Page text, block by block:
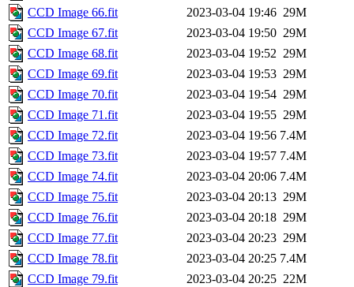
CCD Image 66.fit
2023-03-04 19:46 29M
CCD Image 67.fit
2023-03-04 19:50 29M
CCD Image 68.fit
2023-03-04 19:52 29M
CCD Image 69.fit
2023-03-04 19:53 29M
CCD Image 70.fit
2023-03-04 19:54 29M
CCD Image 71.fit
2023-03-04 19:55 29M
CCD Image 72.fit
2023-03-04 19:56 7.4M
CCD Image 73.fit
2023-03-04 19:57 7.4M
CCD Image 74.fit
2023-03-04 20:06 7.4M
CCD Image 75.fit
2023-03-04 20:13 29M
CCD Image 76.fit
2023-03-04 20:18 29M
CCD Image 77.fit
2023-03-04 20:23 29M
CCD Image 78.fit
2023-03-04 20:25 7.4M
CCD Image 79.fit
2023-03-04 20:25 22M